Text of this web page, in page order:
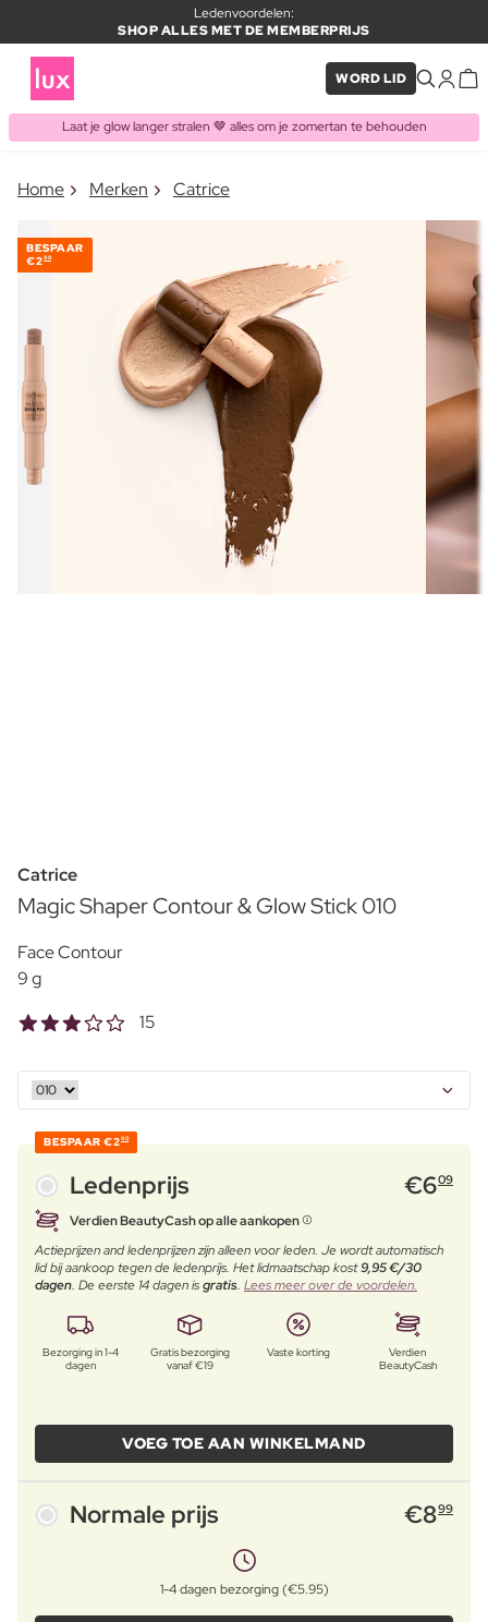
Ledenvoordelen:
SHOP ALLES MET DE MEMBERPRIJS
WORD LID
Laat je glow langer stralen 🤎 alles om je zomertan te behouden
ITEM TOEGEVOEGD AAN
Home Merken Catrice
BESPAAR
€290
Catrice
Magic Shaper Contour & Glow Stick 010
Face Contour
9 g
15
BESPAAR €290
Ledenprijs €609
Verdien BeautyCash op alle aankopen
Actieprijzen and ledenprijzen zijn alleen voor leden. Je wordt automatisch
lid bij aankoop tegen de ledenprijs. Het lidmaatschap kost9,95 €/30
dagen. De eerste 14 dagen isgratis. Lees meer over de voordelen.
Bezorging in 1-4
dagen
Gratis bezorging
vanaf €19
Vaste korting
Verdien
BeautyCash
VOEG TOE AAN WINKELMAND
Normale prijs €899
1-4 dagen bezorging (€5.95)